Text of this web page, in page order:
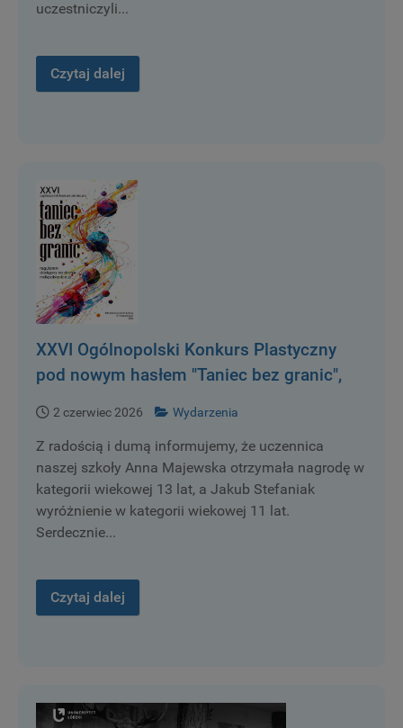
uczestniczyli...
Czytaj dalej
XXVI Ogólnopolski Konkurs Plastyczny
pod nowym hasłem "Taniec bez granic",
2 czerwiec 2026 Wydarzenia
Z radością i dumą informujemy, że uczennica
naszej szkoły Anna Majewska otrzymała nagrodę w
kategorii wiekowej 13 lat, a Jakub Stefaniak
wyróżnienie w kategorii wiekowej 11 lat.
Serdecznie...
Czytaj dalej